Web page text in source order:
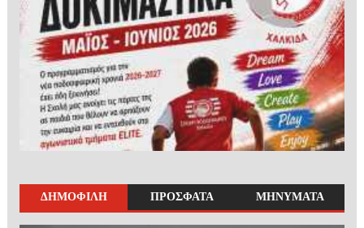
ΔΗΜΟΦΙΛΗ ΠΡΟΣΦΑΤΑ ΜΗΝΥΜΑΤΑ